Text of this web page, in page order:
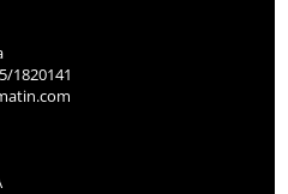
1820141